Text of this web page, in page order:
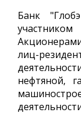
Банк
лиц-
нефтяной,